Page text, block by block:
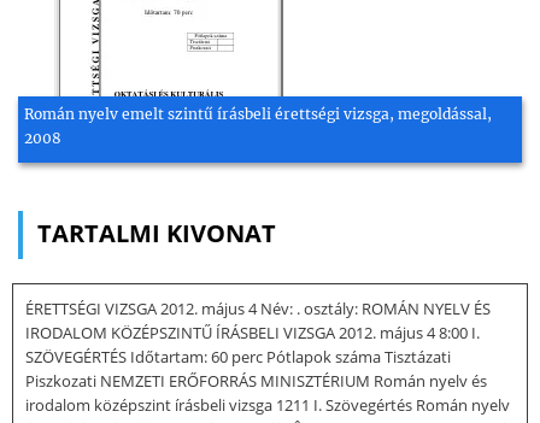
Román nyelv emelt szintű írásbeli érettségi vizsga, megoldással,
2008
TARTALMI KIVONAT
ÉRETTSÉGI VIZSGA 2012. május 4 Név: . osztály: ROMÁN NYELV ÉS
IRODALOM KÖZÉPSZINTŰ ÍRÁSBELI VIZSGA 2012. május 4 8:00 I.
SZÖVEGÉRTÉS Időtartam: 60 perc Pótlapok száma Tisztázati
Piszkozati NEMZETI ERŐFORRÁS MINISZTÉRIUM Román nyelv és
irodalom középszint írásbeli vizsga 1211 I. Szövegértés Román nyelv